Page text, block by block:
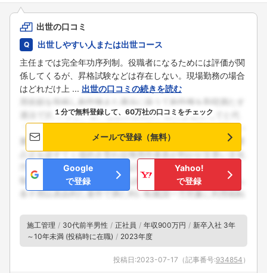
出世の口コミ
出世しやすい人または出世コース
主任までは完全年功序列制。役職者になるためには評価が関
係してくるが、昇格試験などは存在しない。現場勤務の場合
はどれだけ上 ... 出世の口コミの続きを読む
１分で無料登録して、60万社の口コミをチェック
メールで登録（無料）
Google
で登録
Yahoo!
で登録
施工管理 30代前半男性 正社員 年収900万円
新卒入社 3年
～10年未満 (投稿時に在職)
2023年度
投稿日:2023-07-17 （記事番号:934854 ）